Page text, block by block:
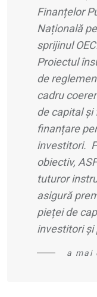
Finanțelor
Națională
sprijinul
Proiectul
de
cadru
de capital și
finanțare
investitori.
obiectiv,
tuturor
asigură
pieței de
investitori și
a mai